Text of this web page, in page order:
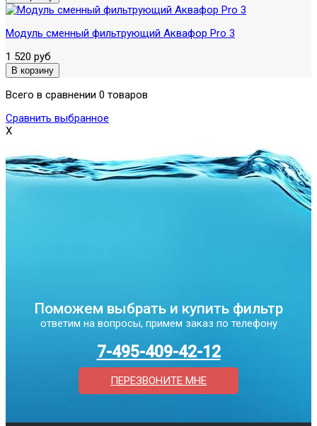
Модуль сменный фильтрующий Аквафор Pro 3
1 520 руб
Всего в сравнении 0 товаров
Сравнить выбранное
X
Поможем выбрать и купить фильтр
ответим на вопросы, примем заказ по телефону
7-495-409-42-12
ПЕРЕЗВОНИТЕ МНЕ